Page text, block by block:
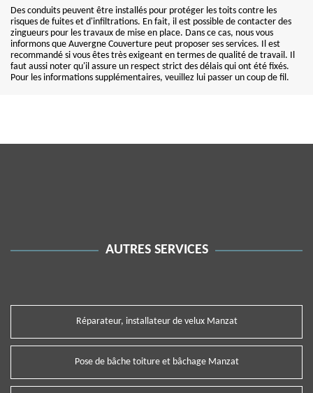
Des conduits peuvent être installés pour protéger les toits contre les
risques de fuites et d'infiltrations. En fait, il est possible de contacter des
zingueurs pour les travaux de mise en place. Dans ce cas, nous vous
informons que Auvergne Couverture peut proposer ses services. Il est
recommandé si vous êtes très exigeant en termes de qualité de travail. Il
faut aussi noter qu'il assure un respect strict des délais qui ont été fixés.
Pour les informations supplémentaires, veuillez lui passer un coup de fil.
AUTRES SERVICES
Réparateur, installateur de velux Manzat
Pose de bâche toiture et bâchage Manzat